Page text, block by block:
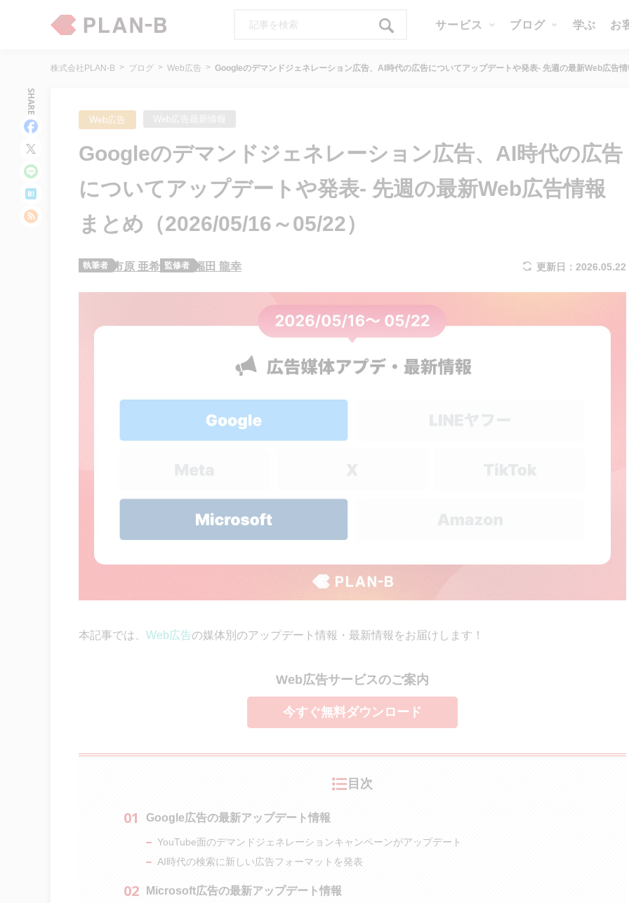
サービス ブログ 学ぶ お
株式会社PLAN-B ブログ Web広告 Googleのデマンドジェネレーション広告、AI時代の広告についてアップデートや発表- 先週の最新Web広告
Web広告
Googleのデマンドジェネレーション広告、AI時代の広告
についてアップデートや発表- 先週の最新Web広告情報
まとめ（2026/05/16～05/22）
執筆者 市原 亜希 監修者 福田 龍幸 更新日：2026.05.22
本記事では、 Web広告の媒体別のアップデート情報・最新情報をお届けします！
Web広告サービスのご案内
今すぐ無料ダウンロード
目次
Google広告の最新アップデート情報
YouTube面のデマンドジェネレーションキャンペーンがアップデート
AI時代の検索に新しい広告フォーマットを発表
Microsoft広告の最新アップデート情報
SHARE